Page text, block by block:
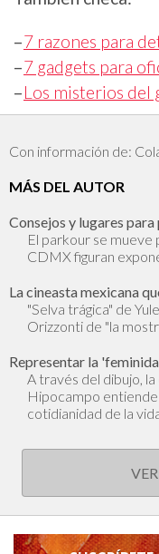
–7 razones para
–7 gadgets para
–Los misterios del
Con información de:
MÁS DEL AUTOR
Consejos y lugares
El parkour se mueve
CDMX figuran
La cineasta mexicana
"Selva trágica" de
Orizzonti de "la
Representar la
A través del dibujo,
Hipocampo entiende
cotidianidad de la